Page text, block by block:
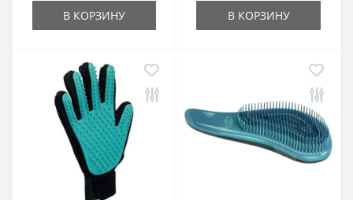
В КОРЗИНУ В КОРЗИНУ